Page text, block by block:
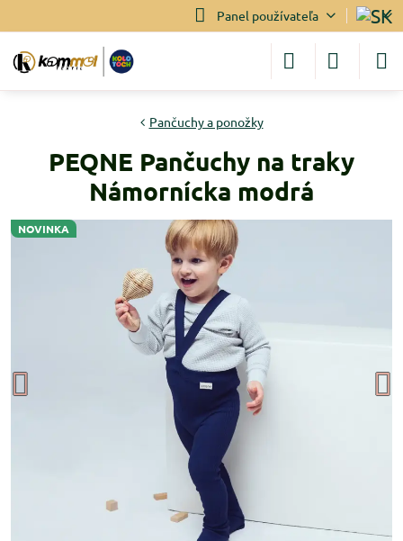
Panel používateľa
NOVINKA
Pančuchy a ponožky
PEQNE Pančuchy na traky
Námornícka modrá